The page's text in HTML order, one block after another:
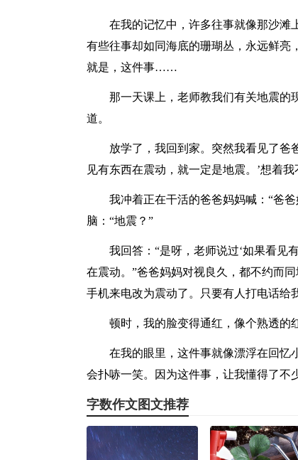
在我的记忆中，许多往事就像那沙滩
有些往事却如同海底的珊瑚丛，永远鲜亮
就是，这件事……
那一天课上，老师教我们有关地震
道。
放学了，我回到家。突然我看见了爸
见有东西在震动，就一定是地震。’想着我
我冲着正在干活的爸爸妈妈喊：“爸
脑：“地震？”
我回答：“是呀，老师说过‘如果看见
在震动。”爸爸妈妈对视良久，都不约而
手机来电改为震动了。只要有人打电话给
顿时，我的脸变得通红，像个熟透的
在我的眼里，这件事就像漂浮在回忆
会扑哧一笑。因为这件事，让我懂得了不
字数作文图文推荐